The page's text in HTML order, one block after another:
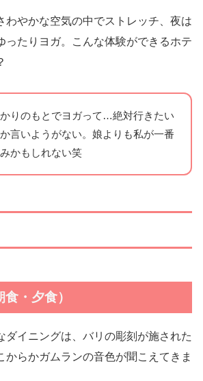
わやかな空気の中でストレッチ、夜は
ったりヨガ。こんな体験ができるホテ
かりのもとでヨガって…絶対行きたい
言いようがない。娘よりも私が一番
かもしれない笑
・夕食）
ダイニングは、バリの彫刻が施された
からかガムランの音色が聞こえてきま